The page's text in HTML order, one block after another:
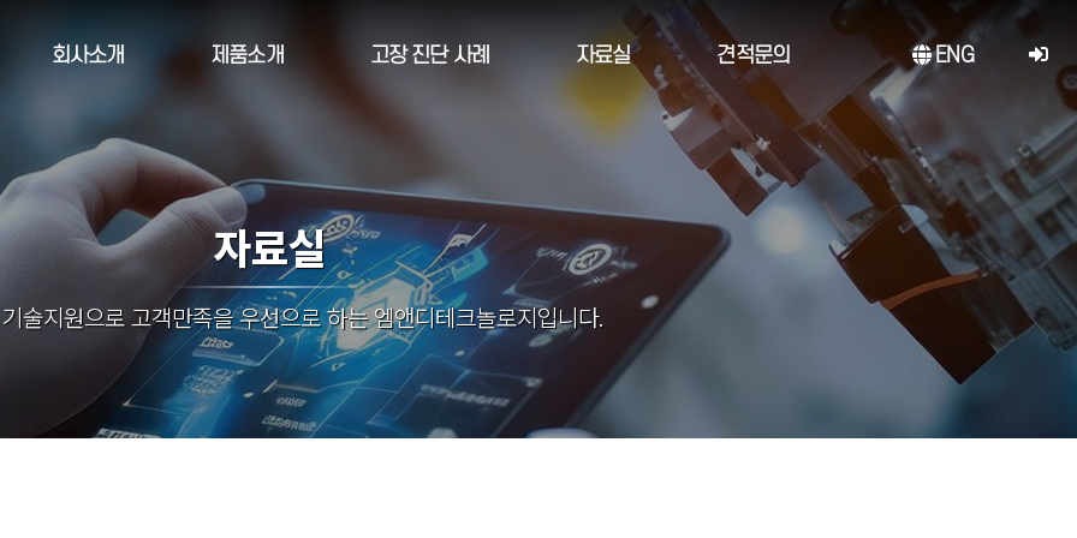
ENG
회사소개 제품소개 고장 진단 사례 자료실 견적문의
자료실
술지원으로 고객만족을 우선으로 하는 엠앤디테크놀로지입니다.